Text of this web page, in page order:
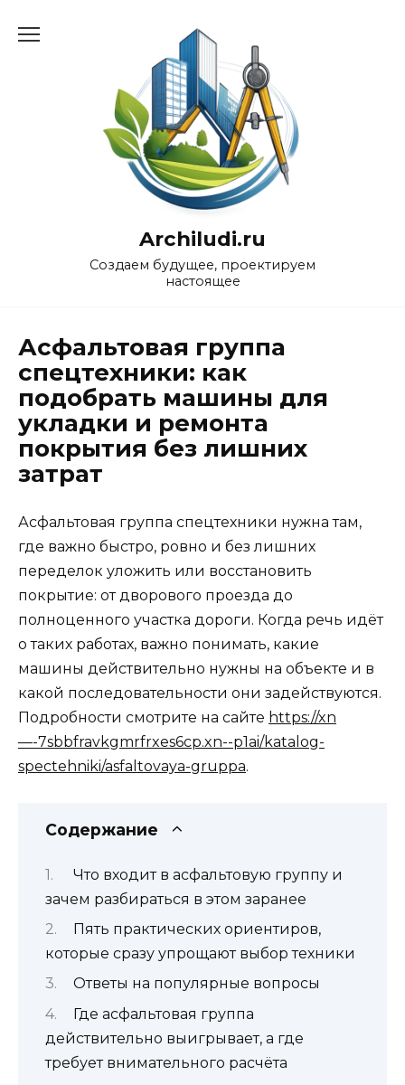
Archiludi.ru
Создаем будущее, проектируем
настоящее
Асфальтовая группа
спецтехники: как
подобрать машины для
укладки и ремонта
покрытия без лишних
затрат
Асфальтовая группа спецтехники нужна там,
где важно быстро, ровно и без лишних
переделок уложить или восстановить
покрытие: от дворового проезда до
полноценного участка дороги. Когда речь идёт
о таких работах, важно понимать, какие
машины действительно нужны на объекте и в
какой последовательности они задействуются.
Подробности смотрите на сайте https://xn
—-7sbbfravkgmrfrxes6cp.xn--p1ai/katalog-
spectehniki/asfaltovaya-gruppa.
Содержание
Что входит в асфальтовую группу и
зачем разбираться в этом заранее
Пять практических ориентиров,
которые сразу упрощают выбор техники
Ответы на популярные вопросы
Где асфальтовая группа
действительно выигрывает, а где
требует внимательного расчёта